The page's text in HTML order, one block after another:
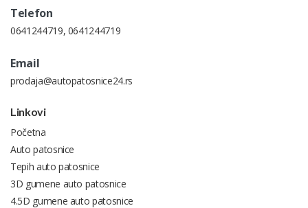
Telefon
0641244719, 0641244719
Email
prodaja@autopatosnice24.rs
Linkovi
Početna
Auto patosnice
Tepih auto patosnice
3D gumene auto patosnice
4.5D gumene auto patosnice